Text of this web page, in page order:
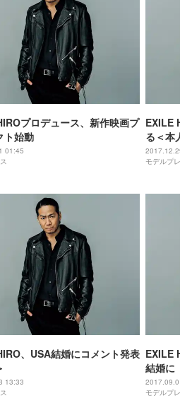
プロデュース、新作映画プ
ト始動
01:45
EXILE
る＜本
モデルプ
、USA結婚にコメント発表
13:33
EXILE
結婚に
想い明
モデルプ